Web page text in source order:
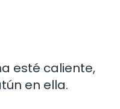
esté caliente,
en ella.